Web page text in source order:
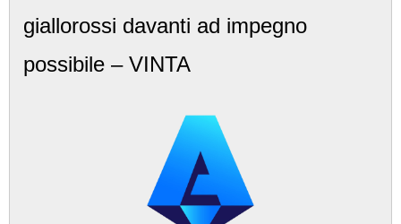
giallorossi davanti ad impegno
possibile – VINTA